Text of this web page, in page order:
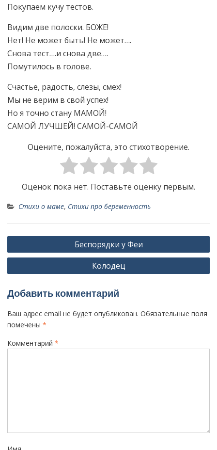
Покупаем кучу тестов.
Видим две полоски. БОЖЕ!
Нет! Не может быть! Не может….
Снова тест….и снова две….
Помутилось в голове.
Счастье, радость, слезы, смех!
Мы не верим в свой успех!
Но я точно стану МАМОЙ!
САМОЙ ЛУЧШЕЙ! САМОЙ-САМОЙ
Оцените, пожалуйста, это стихотворение.
Оценок пока нет. Поставьте оценку первым.
Стихи о маме, Стихи про беременность
Н
а
г
а
ц
и
Беспорядки у Феи
Колодец
Добавить комментарий
Ваш адрес email не будет опубликован. Обязательные поля
помечены *
Комментарий *